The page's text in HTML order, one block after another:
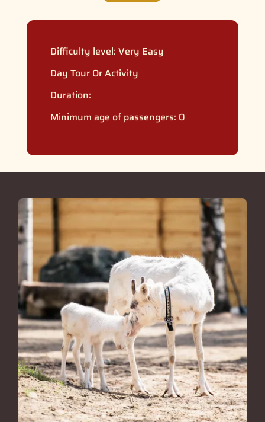
Difficulty level: Very Easy
Day Tour Or Activity
Duration:
Minimum age of passengers: 0